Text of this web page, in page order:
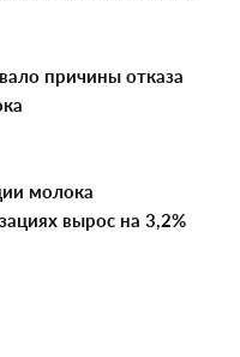
причины отказа
молока
вырос на 3,2%